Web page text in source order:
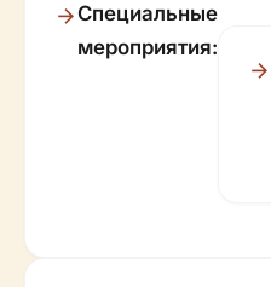
Специальные
мероприятия: